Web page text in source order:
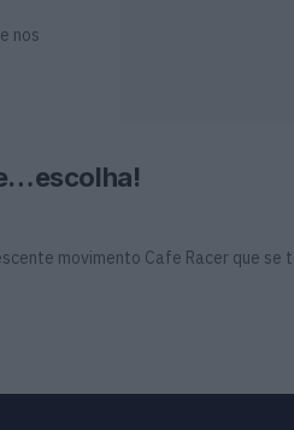
nos
movimento Cafe Racer que se